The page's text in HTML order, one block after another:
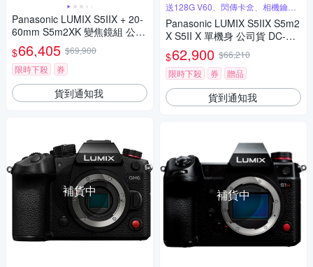
Panasonic LUMIX S5IIX + 20-
60mm S5m2XK 變焦鏡組 公司
貨 DC-S5M2XK
$66,405 $69,900
限時下殺
券
貨到通知我
補貨中
送128G V60、閃傳卡盒、相機鑰匙
圈
Panasonic LUMIX S5IIX S5m2
X S5II X 單機身 公司貨 DC-S5
M2X
$62,900 $66,210
限時下殺
券 贈品
貨到通知我
補貨中